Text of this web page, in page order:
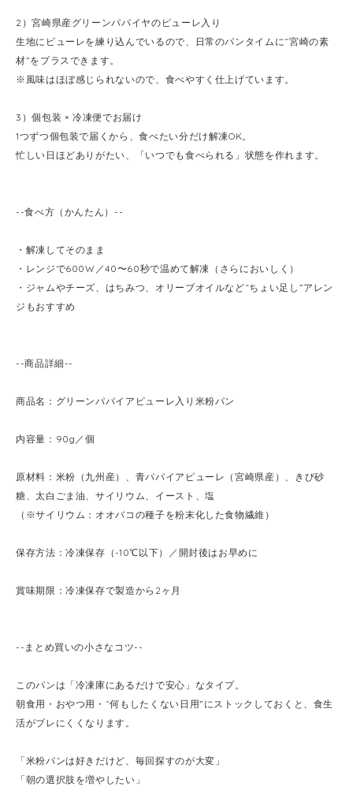
2）宮崎県産グリーンパパイヤのピューレ入り
生地にピューレを練り込んでいるので、日常のパンタイムに“宮崎の素
材”をプラスできます。
※風味はほぼ感じられないので、食べやすく仕上げています。
3）個包装 × 冷凍便でお届け
1つずつ個包装で届くから、食べたい分だけ解凍OK。
忙しい日ほどありがたい、「いつでも食べられる」状態を作れます。
--食べ方（かんたん）--
・解凍してそのまま
・レンジで600W／40〜60秒で温めて解凍（さらにおいしく）
・ジャムやチーズ、はちみつ、オリーブオイルなど“ちょい足し”アレン
ジもおすすめ
--商品詳細--
商品名：グリーンパパイアピューレ入り米粉パン
内容量：90g／個
原材料：米粉（九州産）、青パパイアピューレ（宮崎県産）、きび砂
糖、太白ごま油、サイリウム、イースト、塩
（※サイリウム：オオバコの種子を粉末化した食物繊維）
保存方法：冷凍保存（-10℃以下）／開封後はお早めに
賞味期限：冷凍保存で製造から2ヶ月
--まとめ買いの小さなコツ--
このパンは「冷凍庫にあるだけで安心」なタイプ。
朝食用・おやつ用・“何もしたくない日用”にストックしておくと、食生
活がブレにくくなります。
「米粉パンは好きだけど、毎回探すのが大変」
「朝の選択肢を増やしたい」